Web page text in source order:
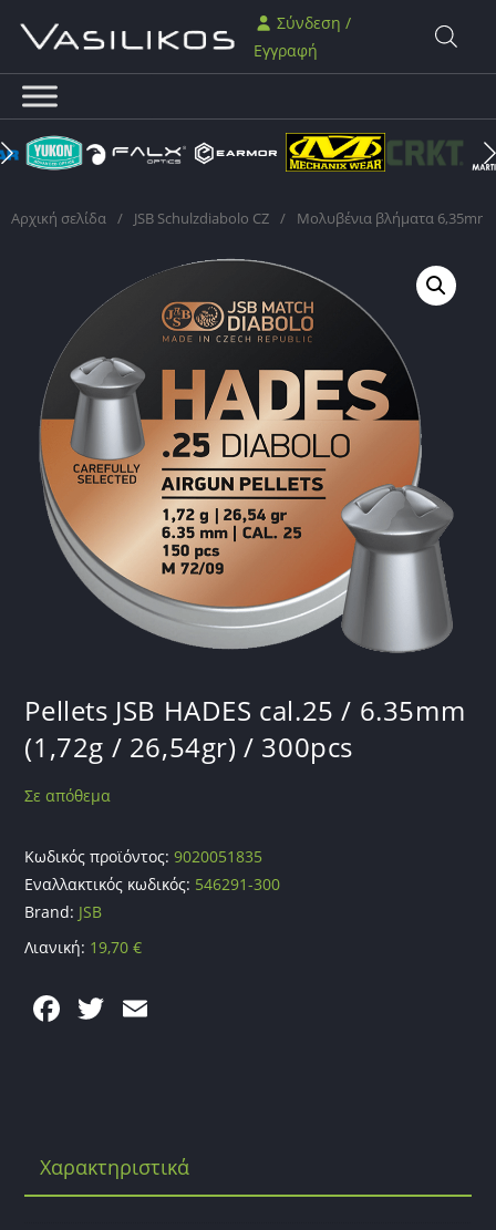
Σύνδεση /
Εγγραφή
Αρχική σελίδα / JSB Schulzdiabolo CZ / Mολυβένια βλήματα 6,35mm
Pellets JSB HADES cal.25 / 6.35mm
(1,72g / 26,54gr) / 300pcs
Σε απόθεμα
Κωδικός προϊόντος:9020051835
Εναλλακτικός κωδικός: 546291-300
Brand: JSB
Λιανική: 19,70€
F
o
T
Χαρακτηριστικά